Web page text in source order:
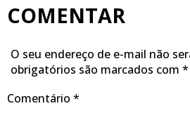
COMENTAR
O seu endereço de e-mail não
obrigatórios são marcados com *
Comentário *